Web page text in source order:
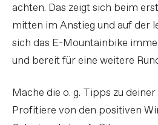
achten. Das zeigt sich beim
mitten im Anstieg und auf der
sich das E-Mountainbike
und bereit für eine weitere
Mache die o. g. Tipps zu deiner
Profitiere von den positiven